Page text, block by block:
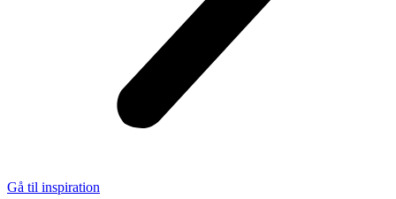
Gå til inspiration